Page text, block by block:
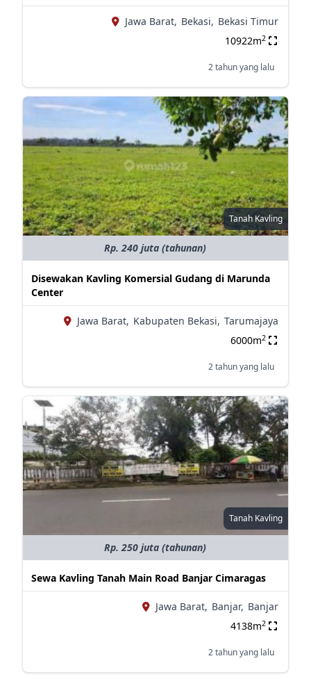
Jawa Barat, Bekasi, Bekasi Timur
10922m2
2 tahun yang lalu
Tanah Kavling
Rp. 240 juta (tahunan)
Disewakan Kavling Komersial Gudang di Marunda
Center
Jawa Barat, Kabupaten Bekasi, Tarumajaya
6000m2
2 tahun yang lalu
Tanah Kavling
Rp. 250 juta (tahunan)
Sewa Kavling Tanah Main Road Banjar Cimaragas
Jawa Barat, Banjar, Banjar
4138m2
2 tahun yang lalu